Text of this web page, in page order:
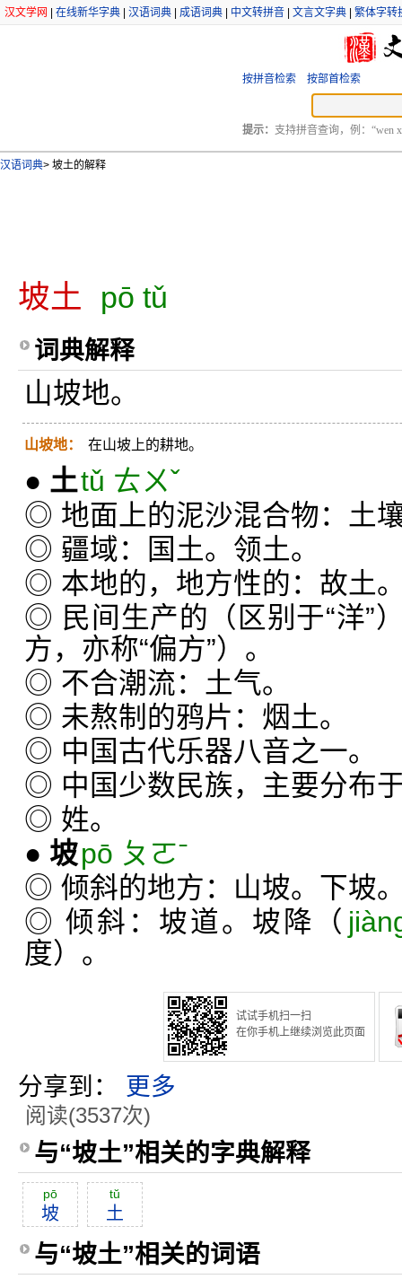
汉文学网 在线新华字典 汉语词典 成语词典 中文转拼音 文言文字典 繁体字转
按拼音检索 按部首检索
提示： 支持拼音查询，例：“wen
汉语词典> 坡土的解释
坡土 pō tǔ
词典解释
山坡地。
山坡地： 在山坡上的耕地。
● 土tǔ ㄊㄨˇ
◎ 地面上的泥沙混合物：土
◎ 疆域：国土。领土。
◎ 本地的，地方性的：故土
◎ 民间生产的（区别于“洋”
方，亦称“偏方”）。
◎ 不合潮流：土气。
◎ 未熬制的鸦片：烟土。
◎ 中国古代乐器八音之一。
◎ 中国少数民族，主要分布
◎ 姓。
● 坡pō ㄆㄛˉ
◎ 倾斜的地方：山坡。下坡
◎ 倾斜：坡道。坡降（
度）。
试试手机扫一扫
在你手机上继续浏览此页面
分享到： 更多
阅读(3537次)
与“坡土”相关的字典解释
pō
坡
tŭ
土
与“坡土”相关的词语